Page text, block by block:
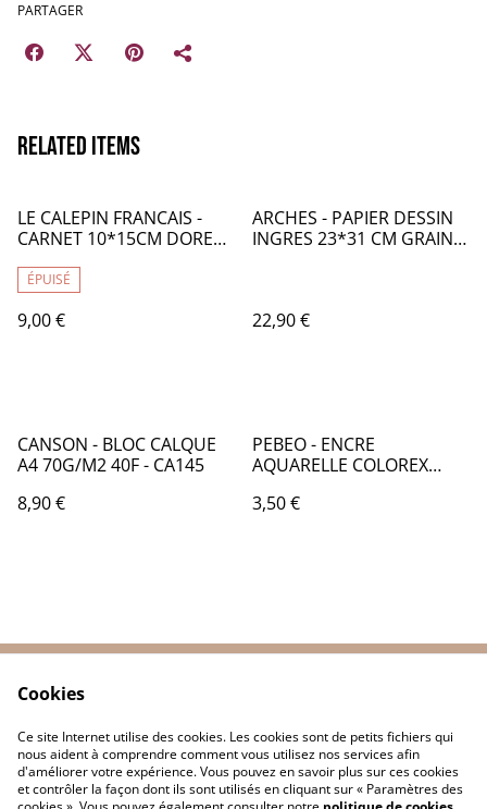
PARTAGER
Related items
LE CALEPIN FRANCAIS -
CARNET 10*15CM DORE
CF005
ÉPUISÉ
9,00 €
ARCHES - PAPIER DESSIN
INGRES 23*31 CM GRAIN
22,90 €
CANSON - BLOC CALQUE
A4 70G/M2 40F - CA145
8,90 €
PEBEO - ENCRE
AQUARELLE COLOREX
PB034053
3,50 €
Politique de
confidentialité
Politique de cookies
Cookies
Ce site Internet utilise des cookies. Les cookies sont de petits fichiers qui
nous aident à comprendre comment vous utilisez nos services afin
d'améliorer votre expérience. Vous pouvez en savoir plus sur ces cookies
et contrôler la façon dont ils sont utilisés en cliquant sur « Paramètres des